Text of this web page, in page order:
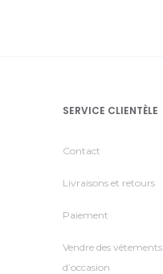
SERVICE CLIENTÈLE
Contact
Livraisons et retours
Paiement
Vendre des vêtements
d’occasion